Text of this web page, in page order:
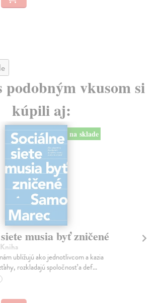
podobným vkusom si
kúpili aj:
na sklade
musia byť zničené
ubližujú ako jednotlivcom a kazia
rozkladajú spoločnosť a def...